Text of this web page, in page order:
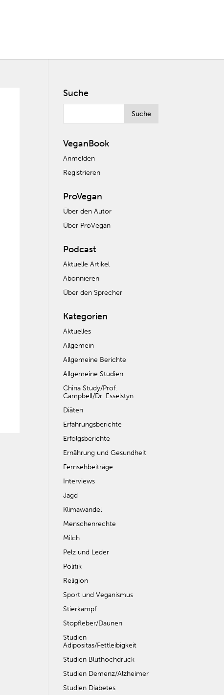
Suche
VeganBook
Anmelden
Registrieren
ProVegan
Über den Autor
Über ProVegan
Podcast
Aktuelle Artikel
Abonnieren
Über den Sprecher
Kategorien
Aktuelles
Allgemein
Allgemeine Berichte
Allgemeine Studien
China Study/Prof.
Campbell/Dr. Esselstyn
Diäten
Erfahrungsberichte
Erfolgsberichte
Ernährung und Gesundheit
Fernsehbeiträge
Interviews
Jagd
Klimawandel
Menschenrechte
Milch
Pelz und Leder
Politik
Religion
Sport und Veganismus
Stierkampf
Stopfleber/Daunen
Studien
Adipositas/Fettleibigkeit
Studien Bluthochdruck
Studien Demenz/Alzheimer
Studien Diabetes